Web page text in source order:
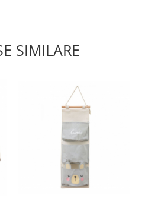
SIMILARE